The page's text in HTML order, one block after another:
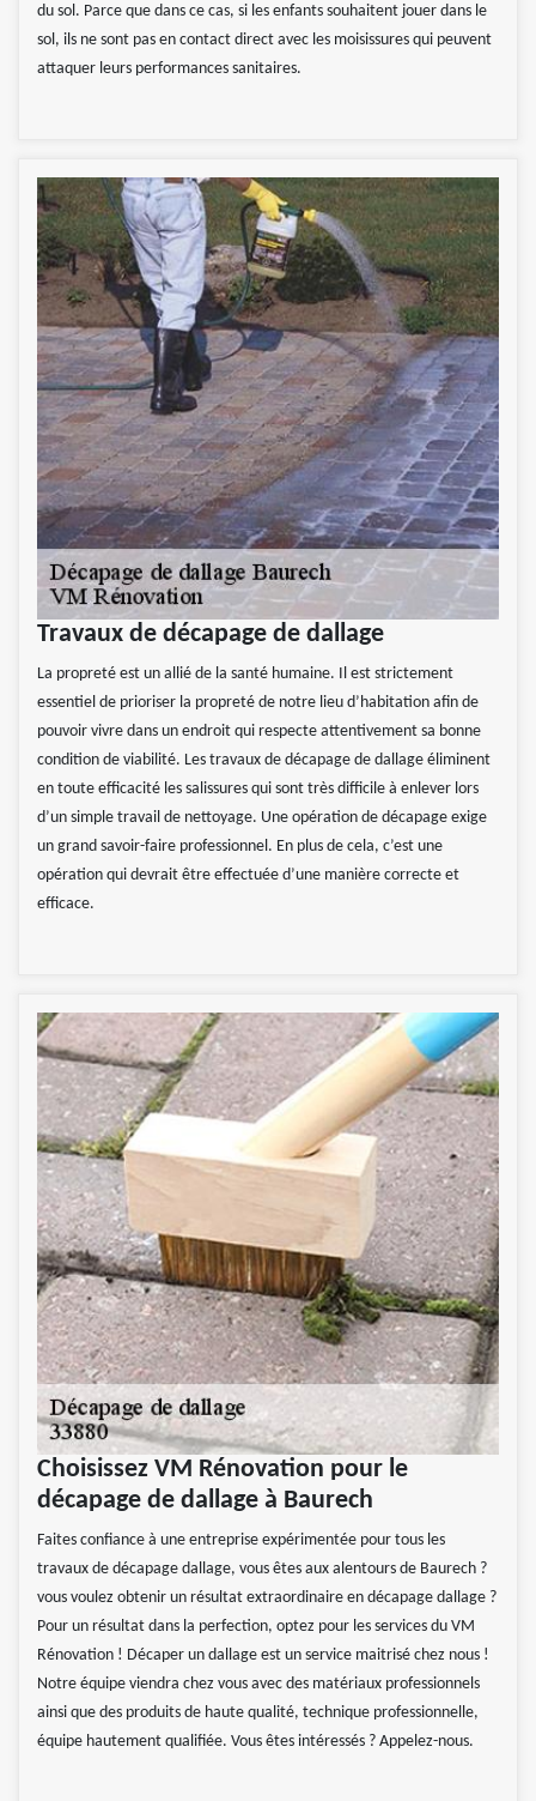
du sol. Parce que dans ce cas, si les enfants souhaitent jouer dans le
sol, ils ne sont pas en contact direct avec les moisissures qui peuvent
attaquer leurs performances sanitaires.
Travaux de décapage de dallage
La propreté est un allié de la santé humaine. Il est strictement
essentiel de prioriser la propreté de notre lieu d’habitation afin de
pouvoir vivre dans un endroit qui respecte attentivement sa bonne
condition de viabilité. Les travaux de décapage de dallage éliminent
en toute efficacité les salissures qui sont très difficile à enlever lors
d’un simple travail de nettoyage. Une opération de décapage exige
un grand savoir-faire professionnel. En plus de cela, c’est une
opération qui devrait être effectuée d’une manière correcte et
efficace.
Choisissez VM Rénovation pour le
décapage de dallage à Baurech
Faites confiance à une entreprise expérimentée pour tous les
travaux de décapage dallage, vous êtes aux alentours de Baurech ?
vous voulez obtenir un résultat extraordinaire en décapage dallage ?
Pour un résultat dans la perfection, optez pour les services du VM
Rénovation ! Décaper un dallage est un service maitrisé chez nous !
Notre équipe viendra chez vous avec des matériaux professionnels
ainsi que des produits de haute qualité, technique professionnelle,
équipe hautement qualifiée. Vous êtes intéressés ? Appelez-nous.